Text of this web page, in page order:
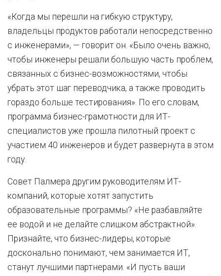
«Когда мы перешли на гибкую структуру,
владельцы продуктов работали непосредственно
с инженерами», — говорит он. «Было очень важно,
чтобы инженеры решали большую часть проблем,
связанных с бизнес-возможностями, чтобы
убрать этот шаг переводчика, а также проводить
гораздо больше тестирования». По его словам,
программа бизнес-грамотности для ИТ-
специалистов уже прошла пилотный проект с
участием 40 инженеров и будет развернута в этом
году.
Совет Палмера другим руководителям ИТ-
компаний, которые хотят запустить
образовательные программы? «Не разбавляйте
ее водой и не делайте слишком абстрактной».
Признайте, что бизнес-лидеры, которые
досконально понимают, чем занимается ИТ,
станут лучшими партнерами. «И пусть ваши